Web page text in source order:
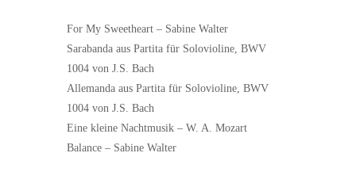
For My Sweetheart – Sabine Walter
Sarabanda aus Partita für Solovioline, BWV
1004 von J.S. Bach
Allemanda aus Partita für Solovioline, BWV
1004 von J.S. Bach
Eine kleine Nachtmusik – W. A. Mozart
Balance – Sabine Walter